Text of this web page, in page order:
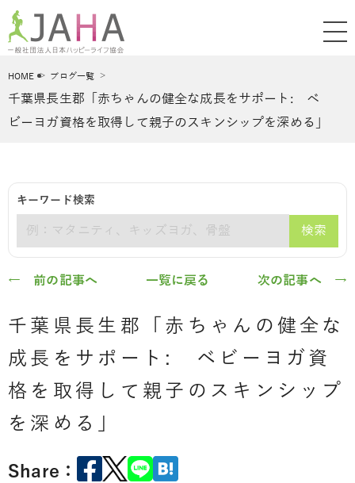
HOME ブログ一覧
千葉県長生郡「赤ちゃんの健全な成長をサポート: ベ
ビーヨガ資格を取得して親子のスキンシップを深める」
キーワード検索
検索
← 前の記事へ 一覧に戻る 次の記事へ →
千葉県長生郡「赤ちゃんの健全な
成長をサポート: ベビーヨガ資
格を取得して親子のスキンシップ
を深める」
Share：